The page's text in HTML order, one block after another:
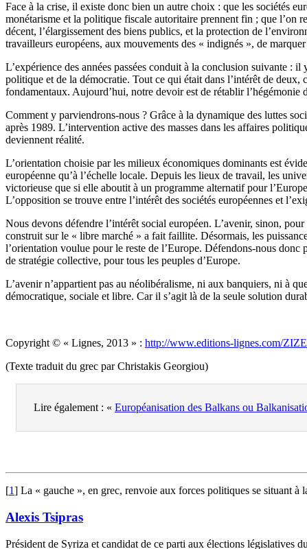
Face à la crise, il existe donc bien un autre choix : que les sociétés
monétarisme et la politique fiscale autoritaire prennent fin ; que l’on
décent, l’élargissement des biens publics, et la protection de
travailleurs européens, aux mouvements des « indignés », de
L’expérience des années passées conduit à la conclusion suivante :
politique et de la démocratie. Tout ce qui était dans l’intérêt de
fondamentaux. Aujourd’hui, notre devoir est de rétablir
Comment y parviendrons-nous ? Grâce à la dynamique des luttes
après 1989. L’intervention active des masses dans les affaires
deviennent réalité.
L’orientation choisie par les milieux économiques dominants est
européenne qu’à l’échelle locale. Depuis les lieux de travail, les
victorieuse que si elle aboutit à un programme alternatif pour
L’opposition se trouve entre l’intérêt des sociétés européennes et
Nous devons défendre l’intérêt social européen. L’avenir, sinon,
construit sur le « libre marché » a fait faillite. Désormais, les
l’orientation voulue pour le reste de l’Europe. Défendons-nous donc
de stratégie collective, pour tous les peuples d’Europe.
L’avenir n’appartient pas au néolibéralisme, ni aux banquiers, ni à
démocratique, sociale et libre. Car il s’agit là de la seule solution
Copyright © « Lignes, 2013 » : http://www.editions-lignes.com/
(Texte traduit du grec par Christakis Georgiou)
Lire également : « Européanisation des Balkans ou
[1] La « gauche », en grec, renvoie aux forces politiques se situant à
Alexis Tsipras
Président de Syriza et candidat de ce parti aux élections législatives